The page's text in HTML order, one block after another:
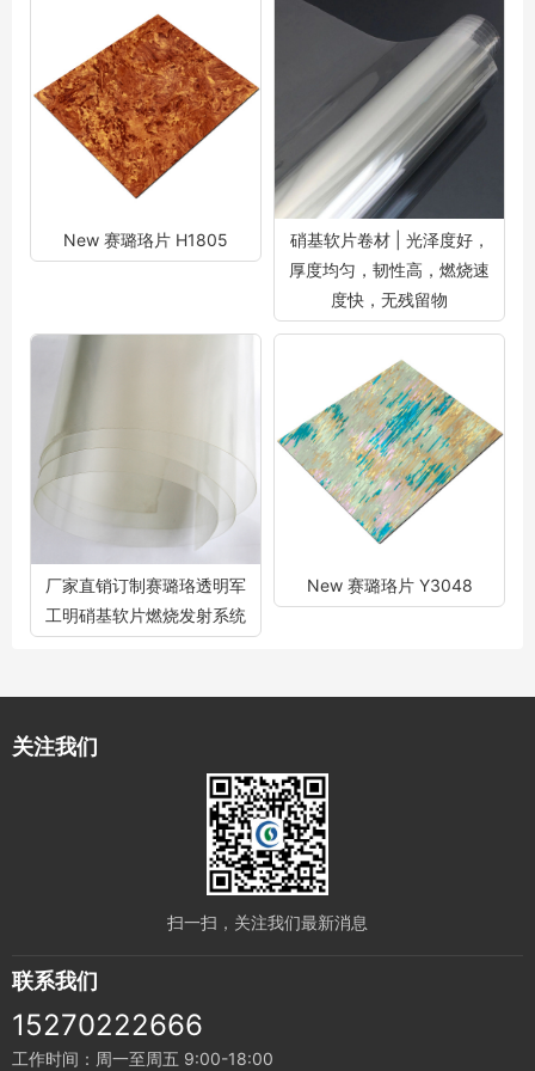
New 赛璐珞片 H1805
硝基软片卷材 | 光泽度好，
厚度均匀，韧性高，燃烧速
度快，无残留物
厂家直销订制赛璐珞透明军
工明硝基软片燃烧发射系统
New 赛璐珞片 Y3048
关注我们
扫一扫，关注我们最新消息
联系我们
15270222666
工作时间：周一至周五 9:00-18:00